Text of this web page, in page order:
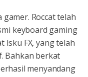
Roccat telah
keyboard gaming
Isku FX, yang telah
Bahkan berkat
menyandang